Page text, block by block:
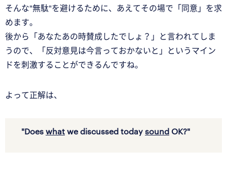
そんな"無駄"を避けるために、あえてその場で「同意」を求
めます。
後から「あなたあの時賛成したでしょ？」と言われてしま
うので、「反対意見は今言っておかないと」というマイン
ドを刺激することができるんですね。
よって正解は、
"Does what we discussed today sound OK?"